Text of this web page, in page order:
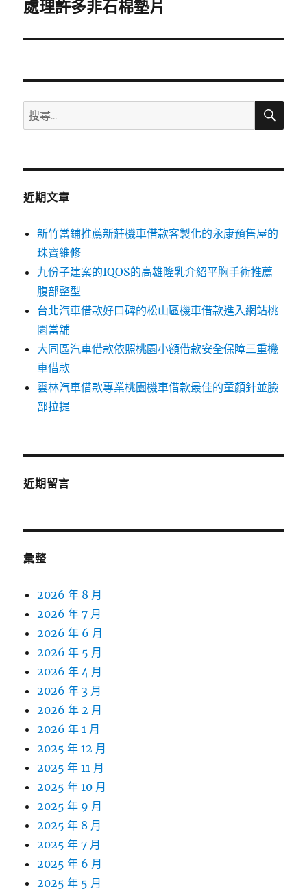
一
文
處理許多非石棉墊片
搜
尋
鍵
搜
近期文章
新竹當鋪推薦新莊機車借款客製化的永康預售屋的
珠寶維修
九份子建案的IQOS的高雄隆乳介紹平胸手術推薦
腹部整型
台北汽車借款好口碑的松山區機車借款進入網站桃
園當舖
大同區汽車借款依照桃園小額借款安全保障三重機
車借款
雲林汽車借款專業桃園機車借款最佳的童顏針並臉
部拉提
近期留言
彙整
2026 年 8 月
2026 年 7 月
2026 年 6 月
2026 年 5 月
2026 年 4 月
2026 年 3 月
2026 年 2 月
2026 年 1 月
2025 年 12 月
2025 年 11 月
2025 年 10 月
2025 年 9 月
2025 年 8 月
2025 年 7 月
2025 年 6 月
2025 年 5 月